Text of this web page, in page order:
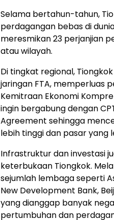
Selama bertahun-tahun,
perdagangan bebas di
meresmikan 23 perjanjian
atau wilayah.
Di tingkat regional,
jaringan FTA, memperluas
Kemitraan Ekonomi
ingin bergabung dengan
Agreement sehingga
lebih tinggi dan pasar yang
Infrastruktur dan investasi
keterbukaan Tiongkok.
sejumlah lembaga seperti
New Development Bank,
yang dianggap banyak
pertumbuhan dan